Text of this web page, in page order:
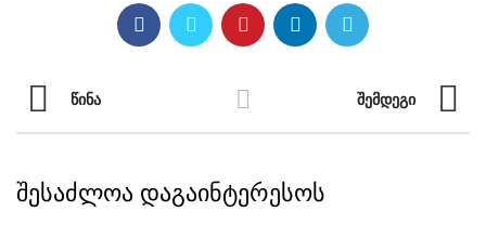
ᲬᲘᲜᲐ ᲨᲔᲛᲓᲔᲒᲘ
ᲨᲔᲡᲐᲫᲚᲝᲐ ᲓᲐᲒᲐᲘᲜᲢᲔᲠᲔᲡᲝᲡ